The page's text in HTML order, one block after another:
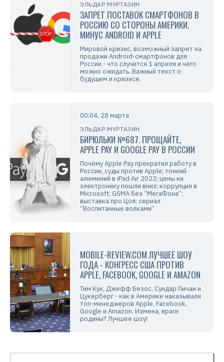
ЭЛЬДАР МУРТАЗИН
ЗАПРЕТ ПОСТАВОК СМАРТФОНОВ В
РОССИЮ СО СТОРОНЫ АМЕРИКИ.
МИНУС ANDROID И APPLE
Мировой кризис, возможный запрет на
продажи Android-смартфонов для
России - что случится 1 апреля и чего
можно ожидать. Важный текст о
будущем и кризисе.
00:04, 28 марта
ЭЛЬДАР МУРТАЗИН
БИРЮЛЬКИ №687. ПРОЩАЙТЕ,
APPLE PAY И GOOGLE PAY В РОССИИ
Почему Apple Pay прекратил работу в
России, суды против Apple; тонкий
алюминий в iPad Air 2022; цены на
электронику пошли вниз; коррупция в
Microsoft; GSMA без “МегаФона”;
выставка про Цоя; сериал
“Воспитанные волками”
MOBILE-REVIEW.COM ЛУЧШЕЕ ШОУ
ГОДА - КОНГРЕСС США ПРОТИВ
APPLE, FACEBOOK, GOOGLE И AMAZON
Тим Кук, Джефф Безос, Сундар Пичаи и
Цукерберг - как в Америке наказывали
топ-менеджеров Apple, Facebook,
Google и Amazon. Измена, враги
родины? Лучшее шоу!